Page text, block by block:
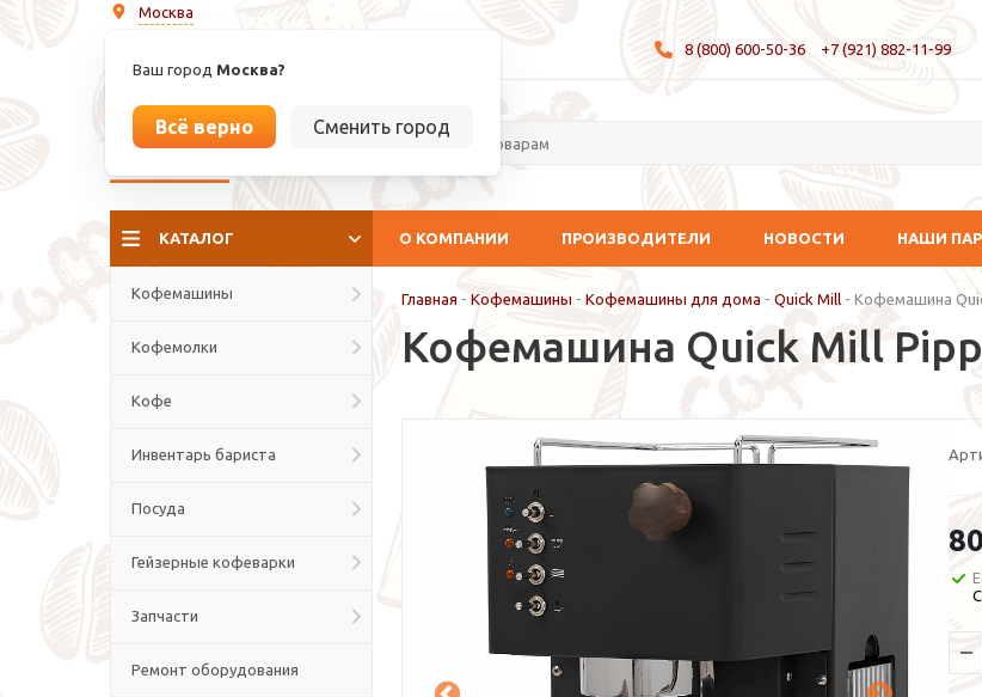
Москва
Ваш город Москва?
Всё верно Сменить город
8 (800) 600-50-36 +7 (921) 882-11-99
La culture del caffé
КАТАЛОГ О КОМПАНИИ ПРОИЗВОДИТЕЛИ НОВОСТИ НАШИ
Кофемашины
Кофемолки
Кофе
Инвентарь бариста
Посуда
Гейзерные кофеварки
Запчасти
Ремонт оборудования
Главная - Кофемашины - Кофемашины для дома - Quick Mill - Кофемашина
Кофемашина Quick Mill